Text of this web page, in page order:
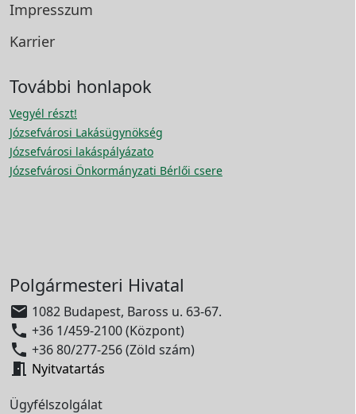
Impresszum
Karrier
További honlapok
Vegyél részt!
Józsefvárosi Lakásügynökség
Józsefvárosi lakáspályázato
Józsefvárosi Önkormányzati Bérlői csere
Polgármesteri Hivatal
 1082 Budapest, Baross u. 63-67.
 +36 1/459-2100 (Központ)
 +36 80/277-256 (Zöld szám)
 Nyitvatartás
Ügyfélszolgálat